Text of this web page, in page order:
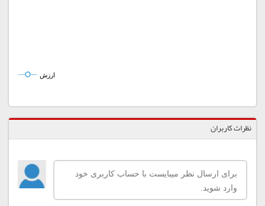
ارزش
نظرات کاربران